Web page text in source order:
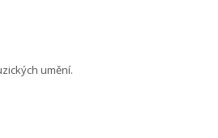
umění.